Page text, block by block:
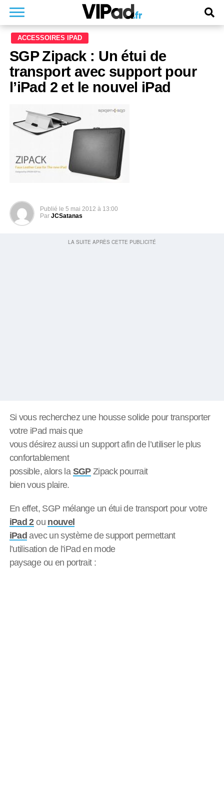
ACCESSOIRES IPAD
SGP Zipack : Un étui de
transport avec support pour
l’iPad 2 et le nouvel iPad
Publié le 5 mai 2012 à 13:00
Par JCSatanas
Si vous recherchez une housse solide pour transporter
votre iPad mais que
vous désirez aussi un support afin de l’utiliser le plus
confortablement
possible, alors la SGPZipack pourrait
bien vous plaire.
En effet, SGP mélange un étui de transport pour votre
iPad 2ou nouvel
iPad avec un système de support permettant
l’utilisation de l’iPad en mode
paysage ou en portrait :